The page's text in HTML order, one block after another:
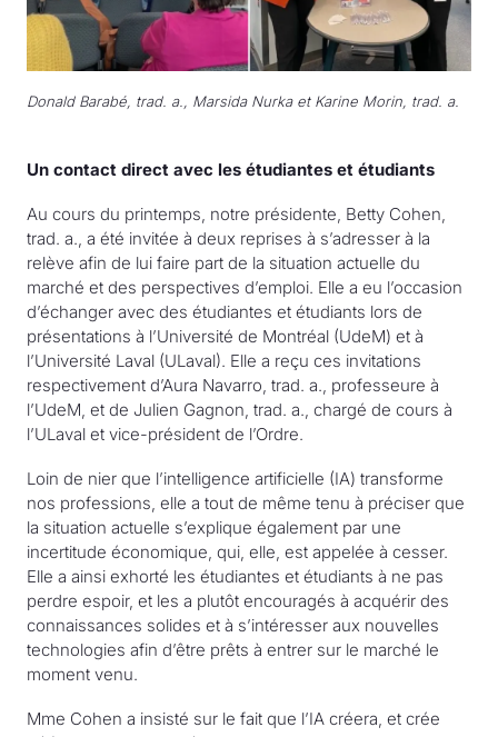
Donald Barabé, trad. a., Marsida Nurka et Karine Morin, trad. a.
Un contact direct avec les étudiantes et étudiants
Au cours du printemps, notre présidente, Betty Cohen,
trad. a., a été invitée à deux reprises à s’adresser à la
relève afin de lui faire part de la situation actuelle du
marché et des perspectives d’emploi. Elle a eu l’occasion
d’échanger avec des étudiantes et étudiants lors de
présentations à l’Université de Montréal (UdeM) et à
l’Université Laval (ULaval). Elle a reçu ces invitations
respectivement d’Aura Navarro, trad. a., professeure à
l’UdeM, et de Julien Gagnon, trad. a., chargé de cours à
l’ULaval et vice-président de l’Ordre.
Loin de nier que l’intelligence artificielle (IA) transforme
nos professions, elle a tout de même tenu à préciser que
la situation actuelle s’explique également par une
incertitude économique, qui, elle, est appelée à cesser.
Elle a ainsi exhorté les étudiantes et étudiants à ne pas
perdre espoir, et les a plutôt encouragés à acquérir des
connaissances solides et à s’intéresser aux nouvelles
technologies afin d’être prêts à entrer sur le marché le
moment venu.
Mme Cohen a insisté sur le fait que l’IA créera, et crée